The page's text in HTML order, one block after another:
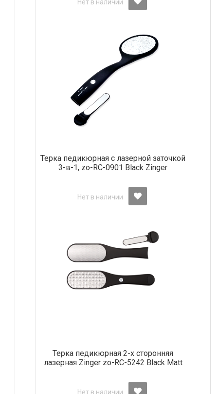
Нет в наличии
Терка педикюрная с лазерной заточкой
3-в-1, zo-RC-0901 Black Zinger
Нет в наличии
Терка педикюрная 2-х сторонняя
лазерная Zinger zo-RC-5242 Black Matt
Нет в наличии